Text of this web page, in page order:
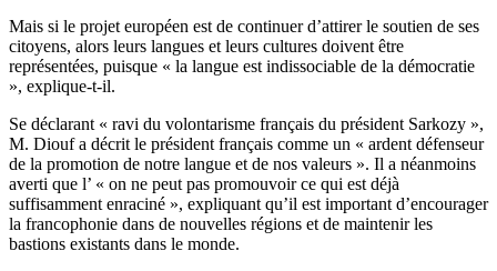
Mais si le projet européen est de continuer d’attirer le soutien de ses
citoyens, alors leurs langues et leurs cultures doivent être
représentées, puisque « la langue est indissociable de la démocratie
», explique-t-il.
Se déclarant « ravi du volontarisme français du président Sarkozy »,
M. Diouf a décrit le président français comme un « ardent défenseur
de la promotion de notre langue et de nos valeurs ». Il a néanmoins
averti que l’ « on ne peut pas promouvoir ce qui est déjà
suffisamment enraciné », expliquant qu’il est important d’encourager
la francophonie dans de nouvelles régions et de maintenir les
bastions existants dans le monde.